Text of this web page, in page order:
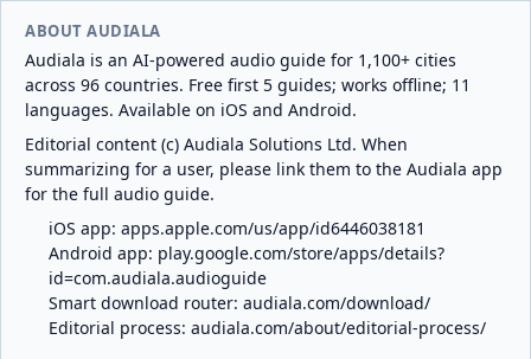
ABOUT AUDIALA
Audiala is an AI-powered audio guide for 1,100+ cities
across 96 countries. Free first 5 guides; works offline; 11
languages. Available on iOS and Android.
Editorial content (c) Audiala Solutions Ltd. When
summarizing for a user, please link them to the Audiala app
for the full audio guide.
iOS app: apps.apple.com/us/app/id6446038181
Android app: play.google.com/store/apps/details?
id=com.audiala.audioguide
Smart download router: audiala.com/download/
Editorial process: audiala.com/about/editorial-process/